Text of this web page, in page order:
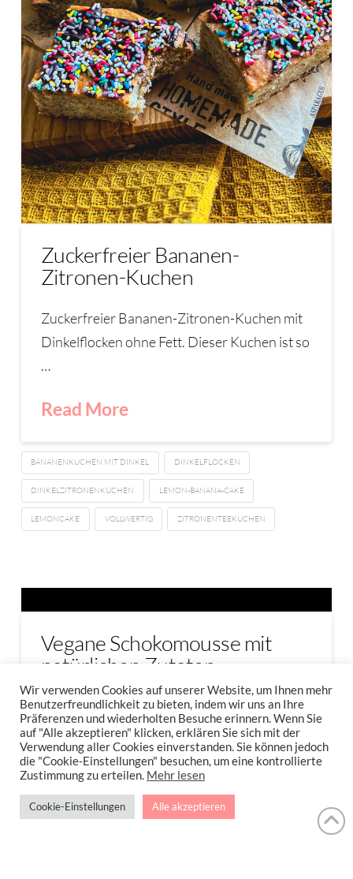
Zuckerfreier Bananen-
Zitronen-Kuchen
Zuckerfreier Bananen-Zitronen-Kuchen mit
Dinkelflocken ohne Fett. Dieser Kuchen ist so
…
Read More
BANANENKUCHEN MIT DINKEL DINKELFLOCKEN
DINKELZITRONENKUCHEN LEMON-BANANA-CAKE
LEMONCAKE VOLLWERTIG ZITRONENTEEKUCHEN
Vegane Schokomousse mit
natürlichen Zutaten
Vegane Schokomousse mit natürlichen
Zutaten. Nur 3 Zutaten braucht es, …
Read More
Wir verwenden Cookies auf unserer Website, um Ihnen mehr
Benutzerfreundlichkeit zu bieten, indem wir uns an Ihre
Präferenzen und wiederholten Besuche erinnern. Wenn Sie
auf "Alle akzeptieren" klicken, erklären Sie sich mit der
Verwendung aller Cookies einverstanden. Sie können jedoch
die "Cookie-Einstellungen" besuchen, um eine kontrollierte
Zustimmung zu erteilen. Mehr lesen
Cookie-Einstellungen Alle akzeptieren